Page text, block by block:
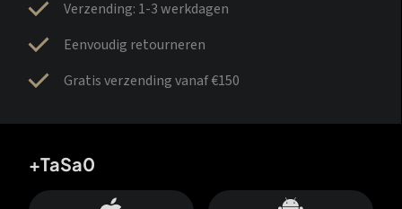
Verzending: 1-3 werkdagen
Eenvoudig retourneren
Gratis verzending vanaf €150
+TaSa0